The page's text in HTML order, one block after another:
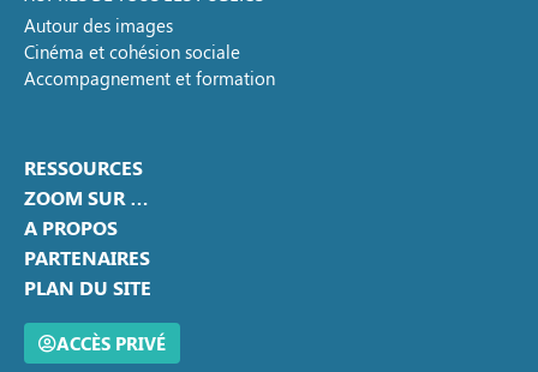
Autour des images
Cinéma et cohésion sociale
Accompagnement et formation
RESSOURCES
ZOOM SUR …
A PROPOS
PARTENAIRES
PLAN DU SITE
ACCÈS PRIVÉ